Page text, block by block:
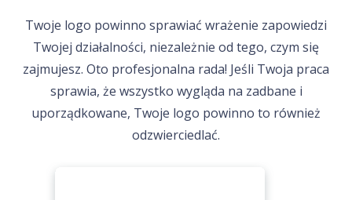
Twoje logo powinno sprawiać wrażenie zapowiedzi
Twojej działalności, niezależnie od tego, czym się
zajmujesz. Oto profesjonalna rada! Jeśli Twoja praca
sprawia, że wszystko wygląda na zadbane i
uporządkowane, Twoje logo powinno to również
odzwierciedlać.